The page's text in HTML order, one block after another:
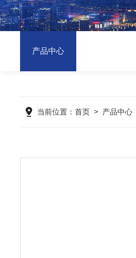
产品中心
当前位置：首页 > 产品中心